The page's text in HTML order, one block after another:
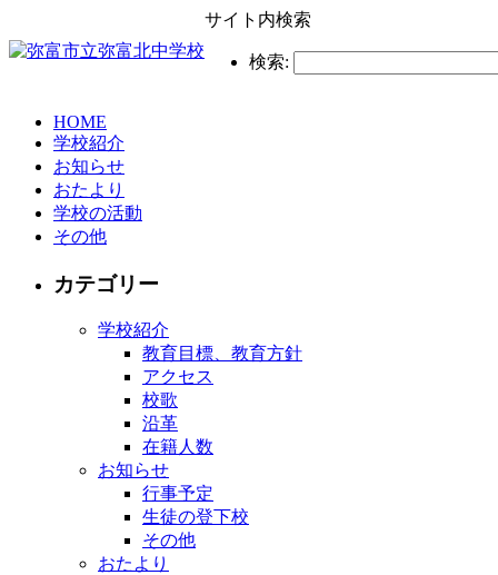
サイト内検索
検索:
HOME
学校紹介
お知らせ
おたより
学校の活動
その他
カテゴリー
学校紹介
教育目標、教育方針
アクセス
校歌
沿革
在籍人数
お知らせ
行事予定
生徒の登下校
その他
おたより